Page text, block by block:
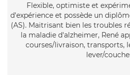
Flexible, optimiste et
d'expérience et possède un
(AS). Maitrisant bien les troubles
la maladie d'alzheimer, René
courses/livraison, transports,
lever/